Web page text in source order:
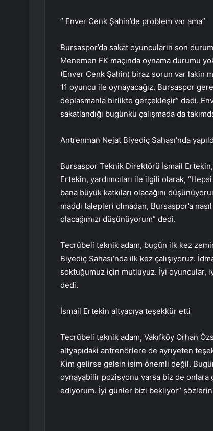
” Enver Cenk Şahin’de problem var ama”
Bursaspor’da sakat oyuncuların son
Menemen FK maçında oynama durumu
(Enver Cenk Şahin) biraz sorun var lakin
11 oyuncu ile oynayacağız. Bursaspor
deplasmanla birlikte gerçekleşir” dedi.
sakatlandığı bugünkü çalışmada da
Antrenman Nejat Biyediç Sahası’nda
Bursaspor Teknik Direktörü İsmail
Ertekin, yardımcıları ile ilgili olarak,
bana büyük katkıları olacağını
maddi talepleri olmadan, Bursaspor’a
olacağımızı düşünüyorum” dedi.
Tecrübeli teknik adam, bugün ilk kez
Biyediç Sahası’nda ilk kez çalışıyoruz.
soktuğumuz için mutluyuz. İyi oyuncular,
dedi.
İsmail Ertekin altyapıya teşekkür etti
Tecrübeli teknik adam, Vakıfköy Orhan
altyapıdaki antrenörlere de ayrıyeten
Kim gelirse gelsin isim önemli değil.
oynayabilir pozisyonu varsa biz de onlara
ediyorum. İyi günler bizi bekliyor”